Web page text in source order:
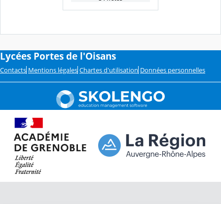
Lycées Portes de l'Oisans
Contacts Mentions légales Chartes d'utilisation Données personnelles